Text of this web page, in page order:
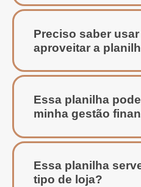
Preciso saber
aproveitar a
Essa planilha
minha gestão
Essa planilha
tipo de loja?